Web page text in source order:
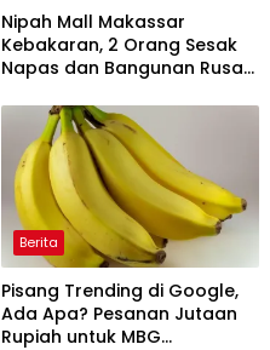
Nipah Mall Makassar
Kebakaran, 2 Orang Sesak
Napas dan Bangunan Rusak
Berita
Pisang Trending di Google,
Ada Apa? Pesanan Jutaan
Rupiah untuk MBG